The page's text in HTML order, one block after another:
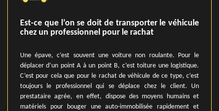
Est-ce que l’on se doit de transporter le véhicule
chez un professionnel pour le rachat
Une épave, c’est souvent une voiture non roulante. Pour le
déplacer d’un point A à un point B, c’est toiture une logistique.
C’est pour cela que pour le rachat de véhicule de ce type, c’est
toujours le professionnel qui se déplace chez le client. Un
prestataire agrée, en effet, dispose des moyens humains et
matériels pour bouger une auto-immobilisée rapidement et